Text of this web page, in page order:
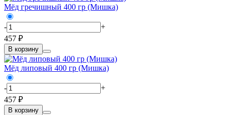
Мёд гречишный 400 гр (Мишка)
-
+
457 ₽
В корзину
Мёд липовый 400 гр (Мишка)
-
+
457 ₽
В корзину